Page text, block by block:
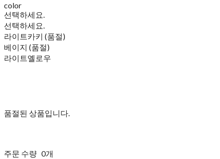
color
선택하세요.
선택하세요.
라이트카키 (품절)
베이지 (품절)
라이트옐로우
품절된 상품입니다.
주문 수량 0개